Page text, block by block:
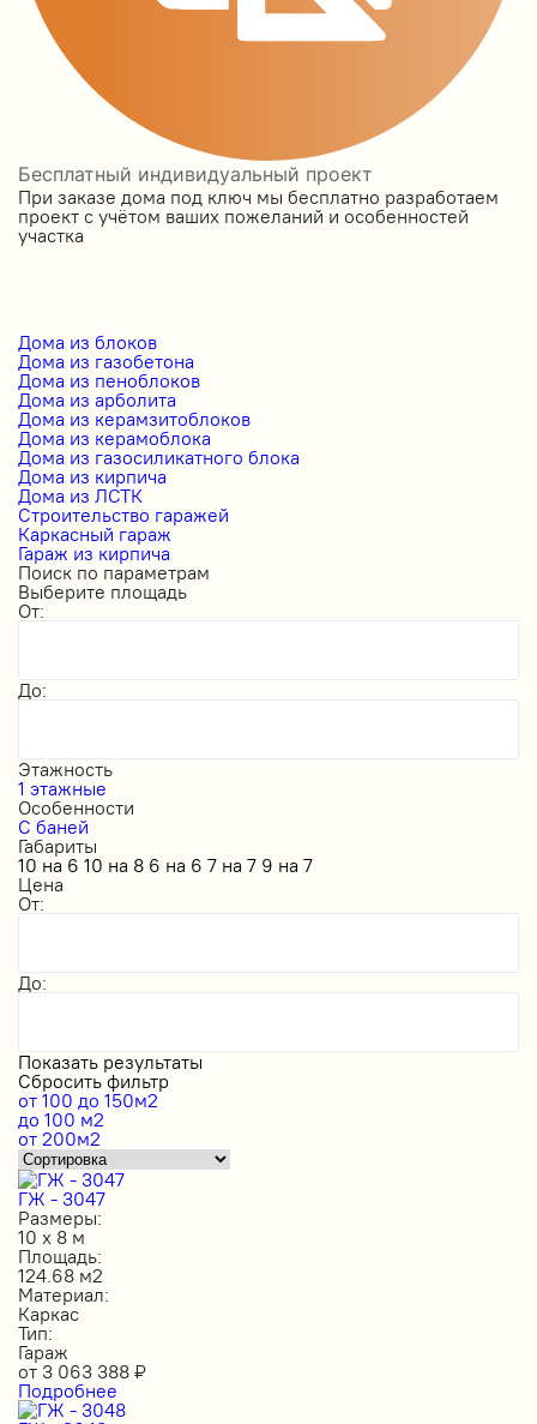
Бесплатный индивидуальный проект
При заказе дома под ключ мы бесплатно разработаем
проект с учётом ваших пожеланий и особенностей
участка
Дома из блоков
Дома из газобетона
Дома из пеноблоков
Дома из арболита
Дома из керамзитоблоков
Дома из керамоблока
Дома из газосиликатного блока
Дома из кирпича
Дома из ЛСТК
Строительство гаражей
Каркасный гараж
Гараж из кирпича
Поиск по параметрам
Выберите площадь
От:
До:
Этажность
1 этажные
Особенности
С баней
Габариты
10 на 6 10 на 8 6 на 6 7 на 7 9 на 7
Цена
От:
До:
Показать результаты
Сбросить фильтр
от 100 до 150м2
до 100 м2
от 200м2
ГЖ - 3047
Размеры:
10 х 8 м
Площадь:
124.68 м2
Материал:
Каркас
Тип:
Гараж
от 3 063 388 ₽
Подробнее